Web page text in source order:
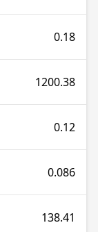
0.18
1200.38
0.12
0.086
138.41